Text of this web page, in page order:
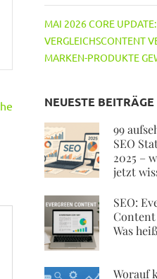
MAI 2026 CORE UPDATE:
VERGLEICHSCONTENT
MARKEN-PRODUKTE
NEUESTE BEITRÄGE
99
SEO
2025 –
jetzt
SEO:
Was
Worauf